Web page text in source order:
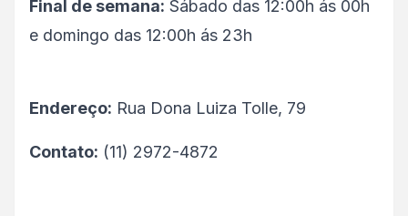
Final de semana: Sábado das 12:00h ás 00h
e domingo das 12:00h ás 23h
Endereço: Rua Dona Luiza Tolle, 79
Contato: (11) 2972-4872